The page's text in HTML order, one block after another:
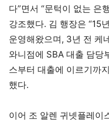
다”면서 “문턱이 없는 은
강조했다. 김 행장은 “15
운영해왔으며, 3년 전 케
와니점에 SBA 대출 담당
스부터 대출에 이르기까
했다.
이어 조 알렌 귀넷플레이